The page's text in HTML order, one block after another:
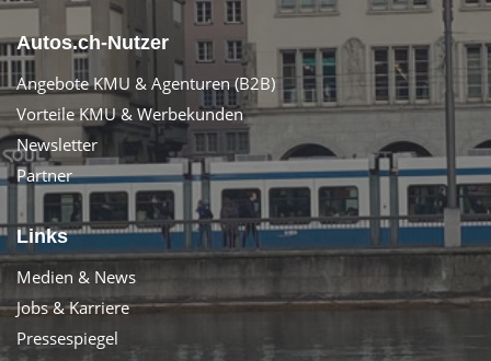
Autos.ch-Nutzer
Angebote KMU & Agenturen (B2B)
Vorteile KMU & Werbekunden
Newsletter
Partner
Links
Medien & News
Jobs & Karriere
Pressespiegel